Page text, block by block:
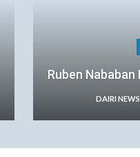
Ruben
DAIRI NEWS